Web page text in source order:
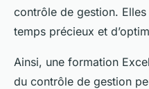
contrôle de gestion.
temps précieux et
Ainsi, une formation
du contrôle de gestion